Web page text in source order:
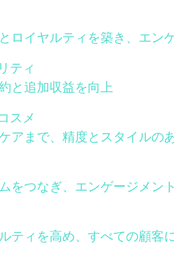
ロイヤルティを築き、エン
ティ
と追加収益を向上
スメ
アまで、精度とスタイルの
をつなぎ、エンゲージメン
ティを高め、すべての顧客